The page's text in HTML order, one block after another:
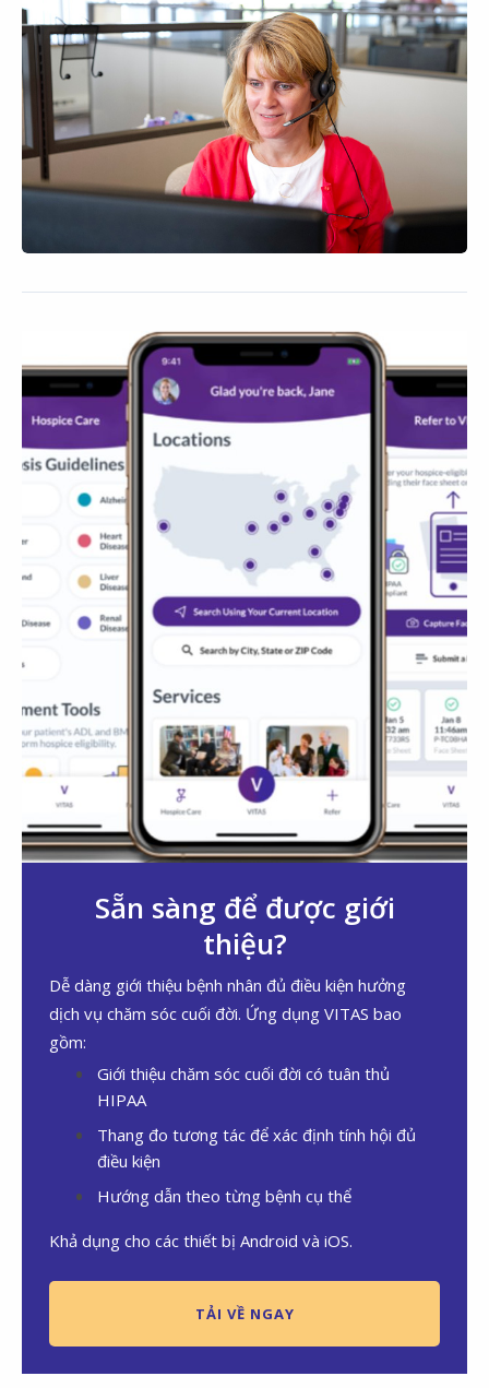
Sẵn sàng để được giới
thiệu?
Dễ dàng giới thiệu bệnh nhân đủ điều kiện hưởng
dịch vụ chăm sóc cuối đời. Ứng dụng VITAS bao
gồm:
Giới thiệu chăm sóc cuối đời có tuân thủ
HIPAA
Thang đo tương tác để xác định tính hội đủ
điều kiện
Hướng dẫn theo từng bệnh cụ thể
Khả dụng cho các thiết bị Android và iOS.
TẢI VỀ NGAY